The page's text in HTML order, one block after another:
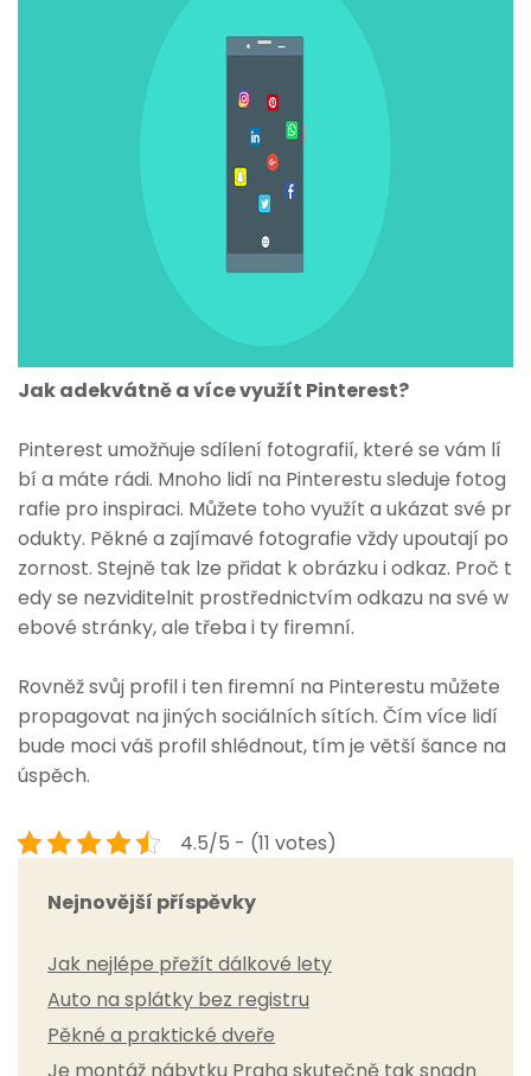
Jak adekvátně a více využít Pinterest?
Pinterest umožňuje sdílení fotografií, které se vám lí
bí a máte rádi. Mnoho lidí na Pinterestu sleduje fotog
rafie pro inspiraci. Můžete toho využít a ukázat své pr
odukty. Pěkné a zajímavé fotografie vždy upoutají po
zornost. Stejně tak lze přidat k obrázku i odkaz. Proč t
edy se nezviditelnit prostřednictvím odkazu na své w
ebové stránky, ale třeba i ty firemní.
Rovněž svůj profil i ten firemní na Pinterestu můžete
propagovat na jiných sociálních sítích. Čím více lidí
bude moci váš profil shlédnout, tím je větší šance na
úspěch.
4.5/5 - (11 votes)
Nejnovější příspěvky
Jak nejlépe přežít dálkové lety
Auto na splátky bez registru
Pěkné a praktické dveře
Je montáž nábytku Praha skutečně tak snadn